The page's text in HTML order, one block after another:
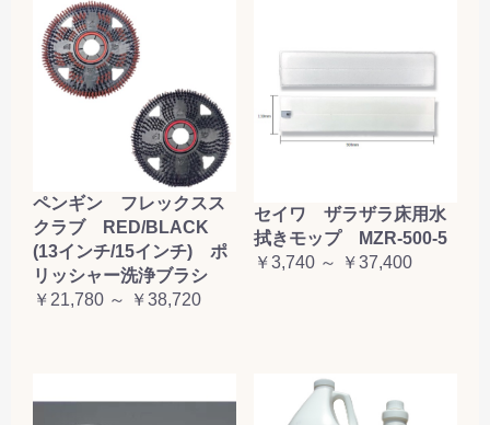
ペンギン フレックスス
クラブ RED/BLACK
(13インチ/15インチ) ポ
リッシャー洗浄ブラシ
￥21,780 ～ ￥38,720
セイワ ザラザラ床用水
拭きモップ MZR-500-5
￥3,740 ～ ￥37,400